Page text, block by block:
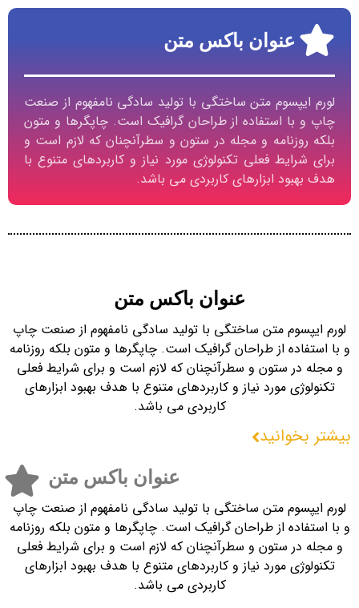
عنوان باکس متن
لورم ایپسوم متن ساختگی با تولید سادگی نامفهوم از صنعت
چاپ و با استفاده از طراحان گرافیک است. چاپگرها و متون
بلکه روزنامه و مجله در ستون و سطرآنچنان که لازم است و
برای شرایط فعلی تکنولوژی مورد نیاز و کاربردهای متنوع با
هدف بهبود ابزارهای کاربردی می باشد.
عنوان باکس متن
لورم ایپسوم متن ساختگی با تولید سادگی نامفهوم از صنعت چاپ
و با استفاده از طراحان گرافیک است. چاپگرها و متون بلکه روزنامه
و مجله در ستون و سطرآنچنان که لازم است و برای شرایط فعلی
تکنولوژی مورد نیاز و کاربردهای متنوع با هدف بهبود ابزارهای
کاربردی می باشد.
بیشتر بخوانید
عنوان باکس متن
لورم ایپسوم متن ساختگی با تولید سادگی نامفهوم از صنعت چاپ
و با استفاده از طراحان گرافیک است. چاپگرها و متون بلکه روزنامه
و مجله در ستون و سطرآنچنان که لازم است و برای شرایط فعلی
تکنولوژی مورد نیاز و کاربردهای متنوع با هدف بهبود ابزارهای
کاربردی می باشد.